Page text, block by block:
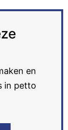
en
in petto